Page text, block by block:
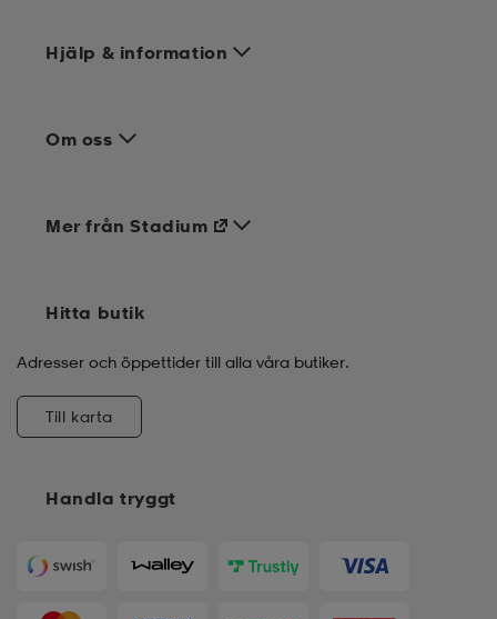
Hjälp & information
Om oss
Handla tryggt
Mer från Stadium
Hitta butik
Adresser och öppettider till alla våra butiker.
Till karta